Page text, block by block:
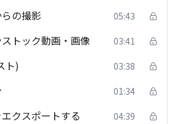
の撮影 05:43
トック動画・画像 03:41
ト) 03:38
01:34
クスポートする 04:39